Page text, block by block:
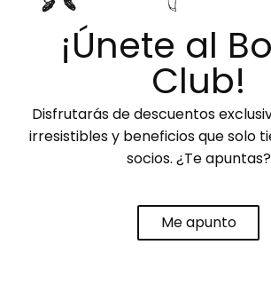
¡Únete al
Club!
Disfrutarás de descuentos
irresistibles y beneficios que solo
socios. ¿Te apuntas?
Me apunto